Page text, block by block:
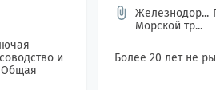
и
Общая
Железнодор...
Морской тр...
Более 20 лет не